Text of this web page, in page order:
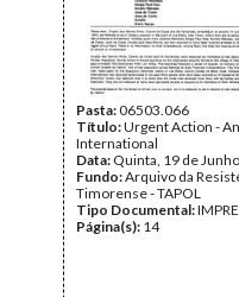
Pasta:06503.066
Título:Urgent Action -
International
Data: Quinta, 19 de
Fundo:Arquivo da
Timorense - TAPOL
Tipo Documental:
Página(s): 14